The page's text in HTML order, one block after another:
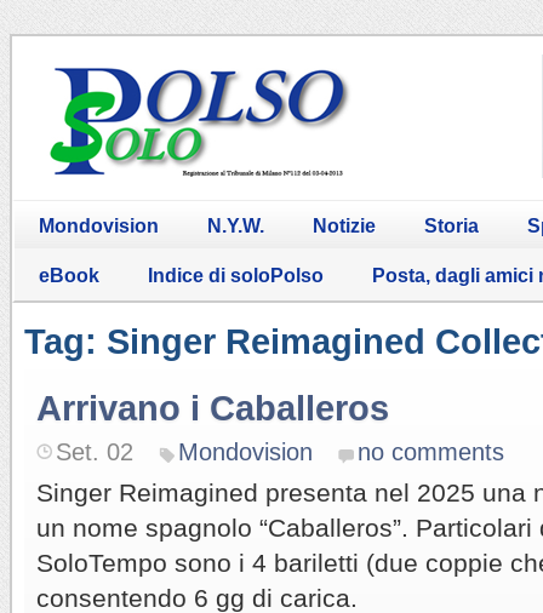
Mondovision N.Y.W. Notizie Storia
eBook Indice di soloPolso Posta, dagli amici
Tag: Singer Reimagined
Arrivano i Caballeros
Set. 02 Mondovision no comments
Singer Reimagined presenta nel 2025 una
un nome spagnolo “Caballeros”.
SoloTempo sono i 4 bariletti (due coppie
consentendo 6 gg di carica.